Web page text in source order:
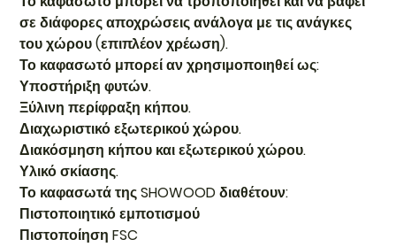
σε διάφορες αποχρώσεις ανάλογα με τις ανάγκες
του χώρου (επιπλέον χρέωση).
Το καφασωτό μπορεί αν χρησιμοποιηθεί ως:
Υποστήριξη φυτών.
Ξύλινη περίφραξη κήπου.
Διαχωριστικό εξωτερικού χώρου.
Διακόσμηση κήπου και εξωτερικού χώρου.
Υλικό σκίασης.
Το καφασωτά της SHOWOOD διαθέτουν:
Πιστοποιητικό εμποτισμού
Πιστοποίηση FSC